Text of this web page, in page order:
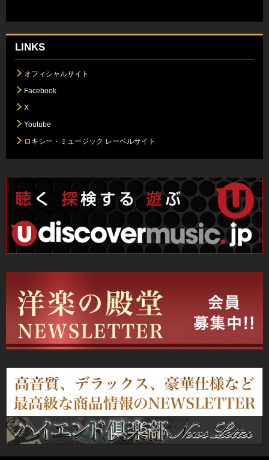
LINKS
オフィシャルサイト
Facebook
X
Youtube
ロキシー・ミュージック レーベルサイト